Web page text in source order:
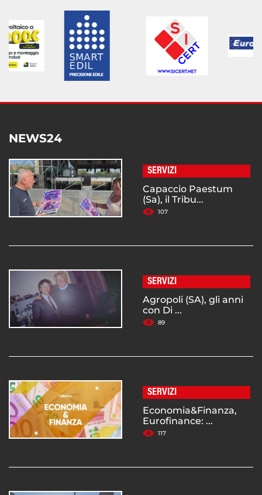
NEWS24
SERVIZI
Capaccio Paestum
(Sa), il Tribu...
107
SERVIZI
Agropoli (SA), gli anni
con Di ...
89
SERVIZI
Economia&Finanza,
Eurofinance: ...
117